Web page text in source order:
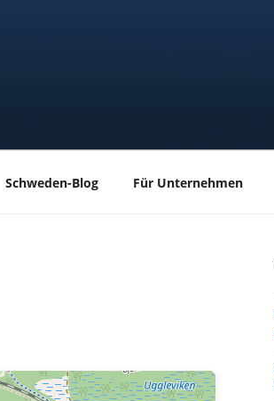
Schweden-Blog Für Unternehmen